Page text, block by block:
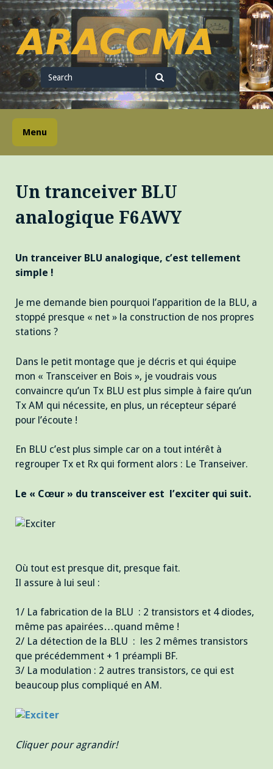
Skip
to
content
ARACCMA
Search
for
Search
Menu
Un tranceiver BLU
analogique F6AWY
Un tranceiver BLU analogique, c’est tellement
simple !
Je me demande bien pourquoi l’apparition de la BLU, a
stoppé presque « net » la construction de nos propres
stations ?
Dans le petit montage que je décris et qui équipe
mon « Transceiver en Bois », je voudrais vous
convaincre qu’un Tx BLU est plus simple à faire qu’un
Tx AM qui nécessite, en plus, un récepteur séparé
pour l’écoute !
En BLU c’est plus simple car on a tout intérêt à
regrouper Tx et Rx qui forment alors : Le Transeiver.
Le « Cœur » du transceiver est l’exciter qui suit.
Où tout est presque dit, presque fait.
Il assure à lui seul :
1/ La fabrication de la BLU : 2 transistors et 4 diodes,
même pas apairées…quand même !
2/ La détection de la BLU : les 2 mêmes transistors
que précédemment + 1 préampli BF.
3/ La modulation : 2 autres transistors, ce qui est
beaucoup plus compliqué en AM.
Cliquer pour agrandir!